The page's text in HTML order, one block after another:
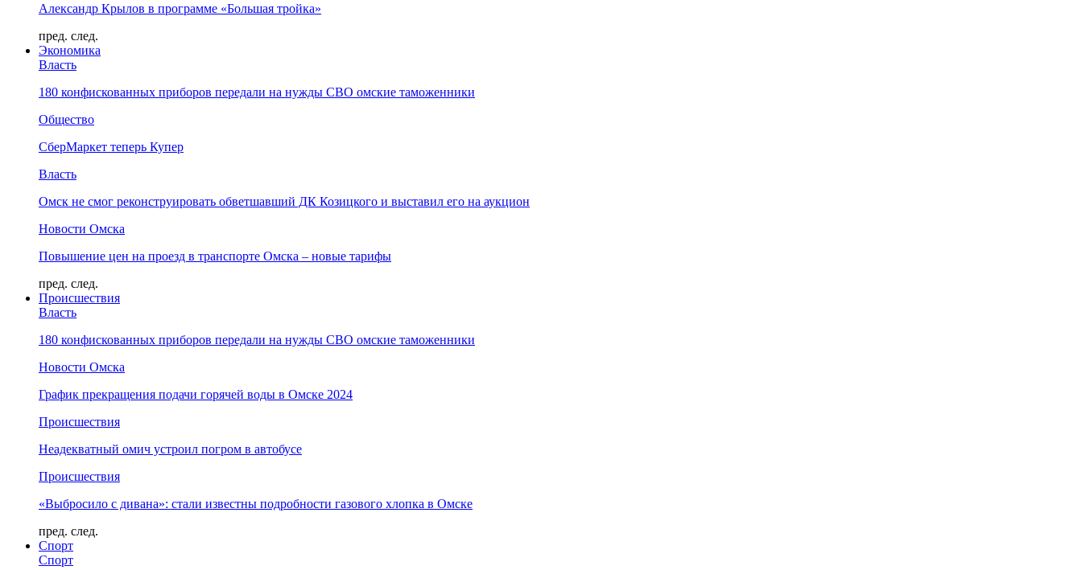
Александр Крылов в программе «Большая тройка»
пред. след.
Экономика
Власть
180 конфискованных приборов передали на нужды СВО омские таможенники
Общество
СберМаркет теперь Купер
Власть
Омск не смог реконструировать обветшавший ДК Козицкого и выставил его на аукцион
Новости Омска
Повышение цен на проезд в транспорте Омска – новые тарифы
пред. след.
Происшествия
Власть
180 конфискованных приборов передали на нужды СВО омские таможенники
Новости Омска
График прекращения подачи горячей воды в Омске 2024
Происшествия
Неадекватный омич устроил погром в автобусе
Происшествия
«Выбросило с дивана»: стали известны подробности газового хлопка в Омске
пред. след.
Спорт
Спорт